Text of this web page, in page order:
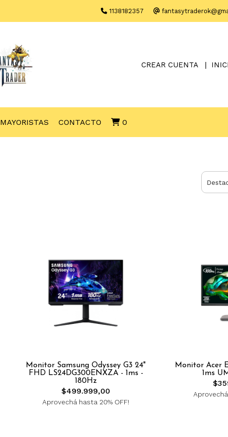
1138182357
CREAR CUENTA
MAYORISTAS CONTACTO 0
Monitor Samsung Odyssey G3 24"
FHD LS24DG300ENXZA - 1ms -
180Hz
$499.999,00
Aprovechá hasta 20% OFF!
Monitor Acer
1ms